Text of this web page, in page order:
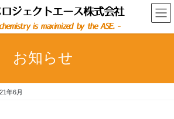
お知らせ
年6月